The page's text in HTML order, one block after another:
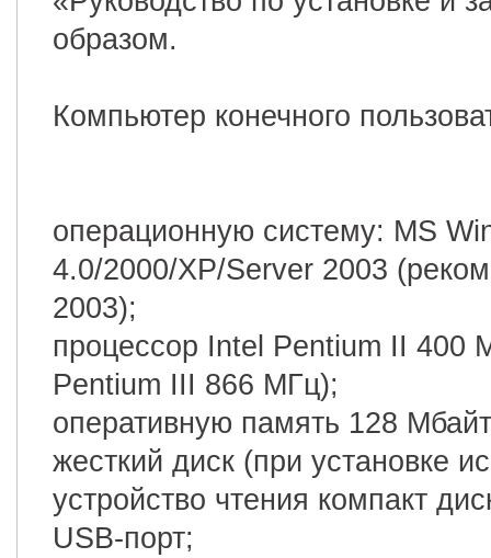
образом.
Компьютер конечного
операционную систему: MS
4.0/2000/XP/Server 2003
2003);
процессор Intel Pentium II 400
Pentium III 866 МГц);
оперативную память 128
жесткий диск (при установке
устройство чтения компакт
USB-порт;